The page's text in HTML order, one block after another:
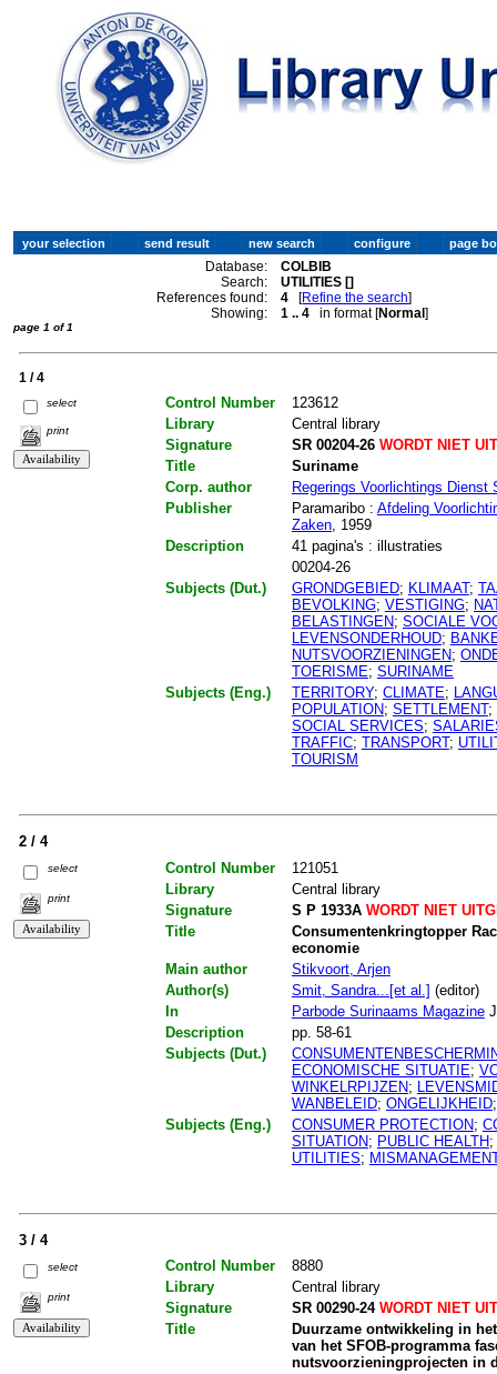
Database:
COLBIB
Search:
UTILITIES []
References found:
4 [Refine the search]
Showing:
1 .. 4 in format [Normal]
page 1 of 1
1 / 4
select
print
Control Number
123612
Library
Central library
Signature
SR 00204-26WORDT NIET
Title
Suriname
Corp. author
Regerings Voorlichtings Dienst
Publisher
Paramaribo : Afdeling
Zaken, 1959
Description
41 pagina's : illustraties
00204-26
Subjects (Dut.)
GRONDGEBIED; KLIMAAT;
BEVOLKING; VESTIGING;
BELASTINGEN; SOCIALE
LEVENSONDERHOUD;
NUTSVOORZIENINGEN;
TOERISME; SURINAME
Subjects (Eng.)
TERRITORY; CLIMATE;
POPULATION; SETTLEMENT;
SOCIAL SERVICES;
TRAFFIC; TRANSPORT;
TOURISM
2 / 4
select
print
Control Number
121051
Library
Central library
Signature
S P 1933AWORDT NIET
Title
Consumentenkringtopper
economie
Main author
Stikvoort, Arjen
Author(s)
Smit, Sandra...[et al.] (editor)
In
Parbode Surinaams Magazine
Description
pp. 58-61
Subjects (Dut.)
ECONOMISCHE SITUATIE;
WINKELRPIJZEN;
WANBELEID; ONGELIJKHEID
Subjects (Eng.)
CONSUMER PROTECTION;
SITUATION; PUBLIC HEALTH;
UTILITIES;
3 / 4
select
print
Control Number
8880
Library
Central library
Signature
SR 00290-24WORDT NIET
Title
Duurzame ontwikkeling in
van het SFOB-programma
nutsvoorzieningprojecten in